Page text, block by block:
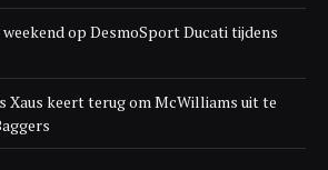
op DesmoSport Ducati tijdens
Xaus keert terug om McWilliams uit te